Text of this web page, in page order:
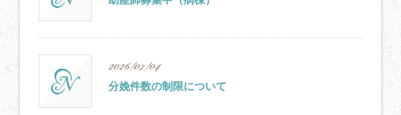
2026/07/04
分娩件数の制限について